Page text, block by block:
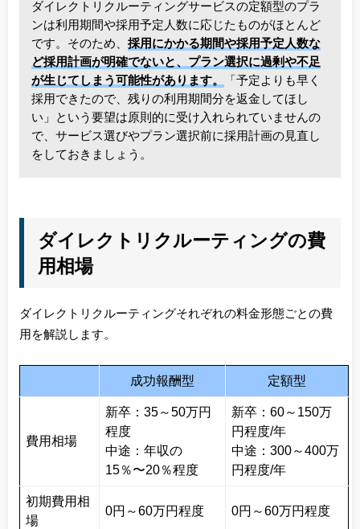
ダイレクトリクルーティングサービスの定額型のプラ
ンは利用期間や採用予定人数に応じたものがほとんど
です。そのため、採用にかかる期間や採用予定人数な
ど採用計画が明確でないと、プラン選択に過剰や不足
が生じてしまう可能性があります。 「予定よりも早く
採用できたので、残りの利用期間分を返金してほし
い」という要望は原則的に受け入れられていませんの
で、サービス選びやプラン選択前に採用計画の見直し
をしておきましょう。
ダイレクトリクルーティングの費
用相場
ダイレクトリクルーティングそれぞれの料金形態ごとの費
用を解説します。
成功報酬型 定額型
費用相場
新卒：35～50万円
程度
中途：年収の
15％〜20％程度
新卒：60～150万
円程度/年
中途：300～400万
円程度/年
初期費用相
場
0円～60万円程度 0円～60万円程度